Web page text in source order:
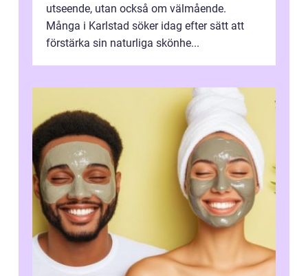
utseende, utan också om välmående.
Många i Karlstad söker idag efter sätt att
förstärka sin naturliga skönhe...